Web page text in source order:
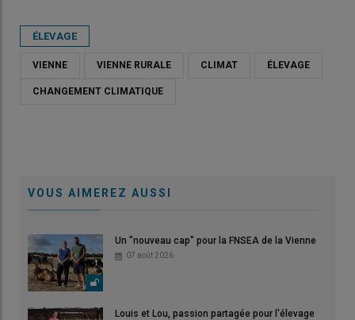
ÉLEVAGE
VIENNE VIENNE RURALE CLIMAT ÉLEVAGE
CHANGEMENT CLIMATIQUE
VOUS AIMEREZ AUSSI
Un "nouveau cap" pour la FNSEA de la Vienne
07 août 2026
Louis et Lou, passion partagée pour l'élevage